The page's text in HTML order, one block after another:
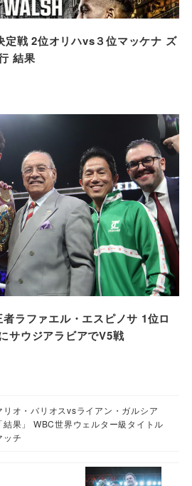
定戦 2位オリハvs３位マッケナ ズ
結果
ラファエル・エスピノサ 1位ロ
サウジアラビアでV5戦
リオ・バリオスvsライアン・ガルシア
「結果」 WBC世界ウェルター級タイトル
ッチ